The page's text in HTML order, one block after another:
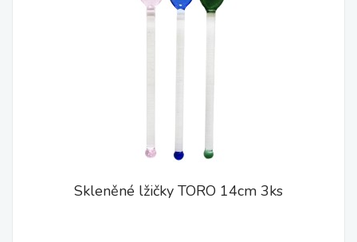
Skleněné lžičky TORO 14cm 3ks